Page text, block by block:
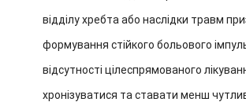
відділу хребта або наслідки травм
формування стійкого больового
відсутності цілеспрямованого
хронізуватися та ставати менш